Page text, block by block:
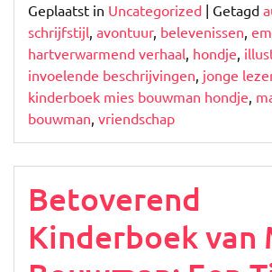
Geplaatst in Uncategorized | Getagd
schrijfstijl, avontuur, belevenissen,
hartverwarmend verhaal, hondje,
invoelende beschrijvingen, jonge
kinderboek mies bouwman hondje,
bouwman, vriendschap
Betoverend
Kinderboek van